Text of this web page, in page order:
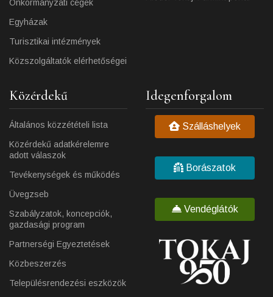
Önkormányzati cégek
Egyházak
Turisztikai intézmények
Közszolgáltatók elérhetőségei
Közérdekű
Általános közzétételi lista
Közérdekű adatkérelemre
adott válaszok
Tevékenységek és működés
Üvegzseb
Szabályzatok, koncepciók,
gazdasági program
Partnerségi Egyeztetések
Közbeszerzés
Településrendezési eszközök
Idegenforgalom
Szálláshelyek
Borászatok
Vendéglátók